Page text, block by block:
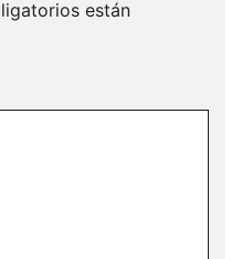
están